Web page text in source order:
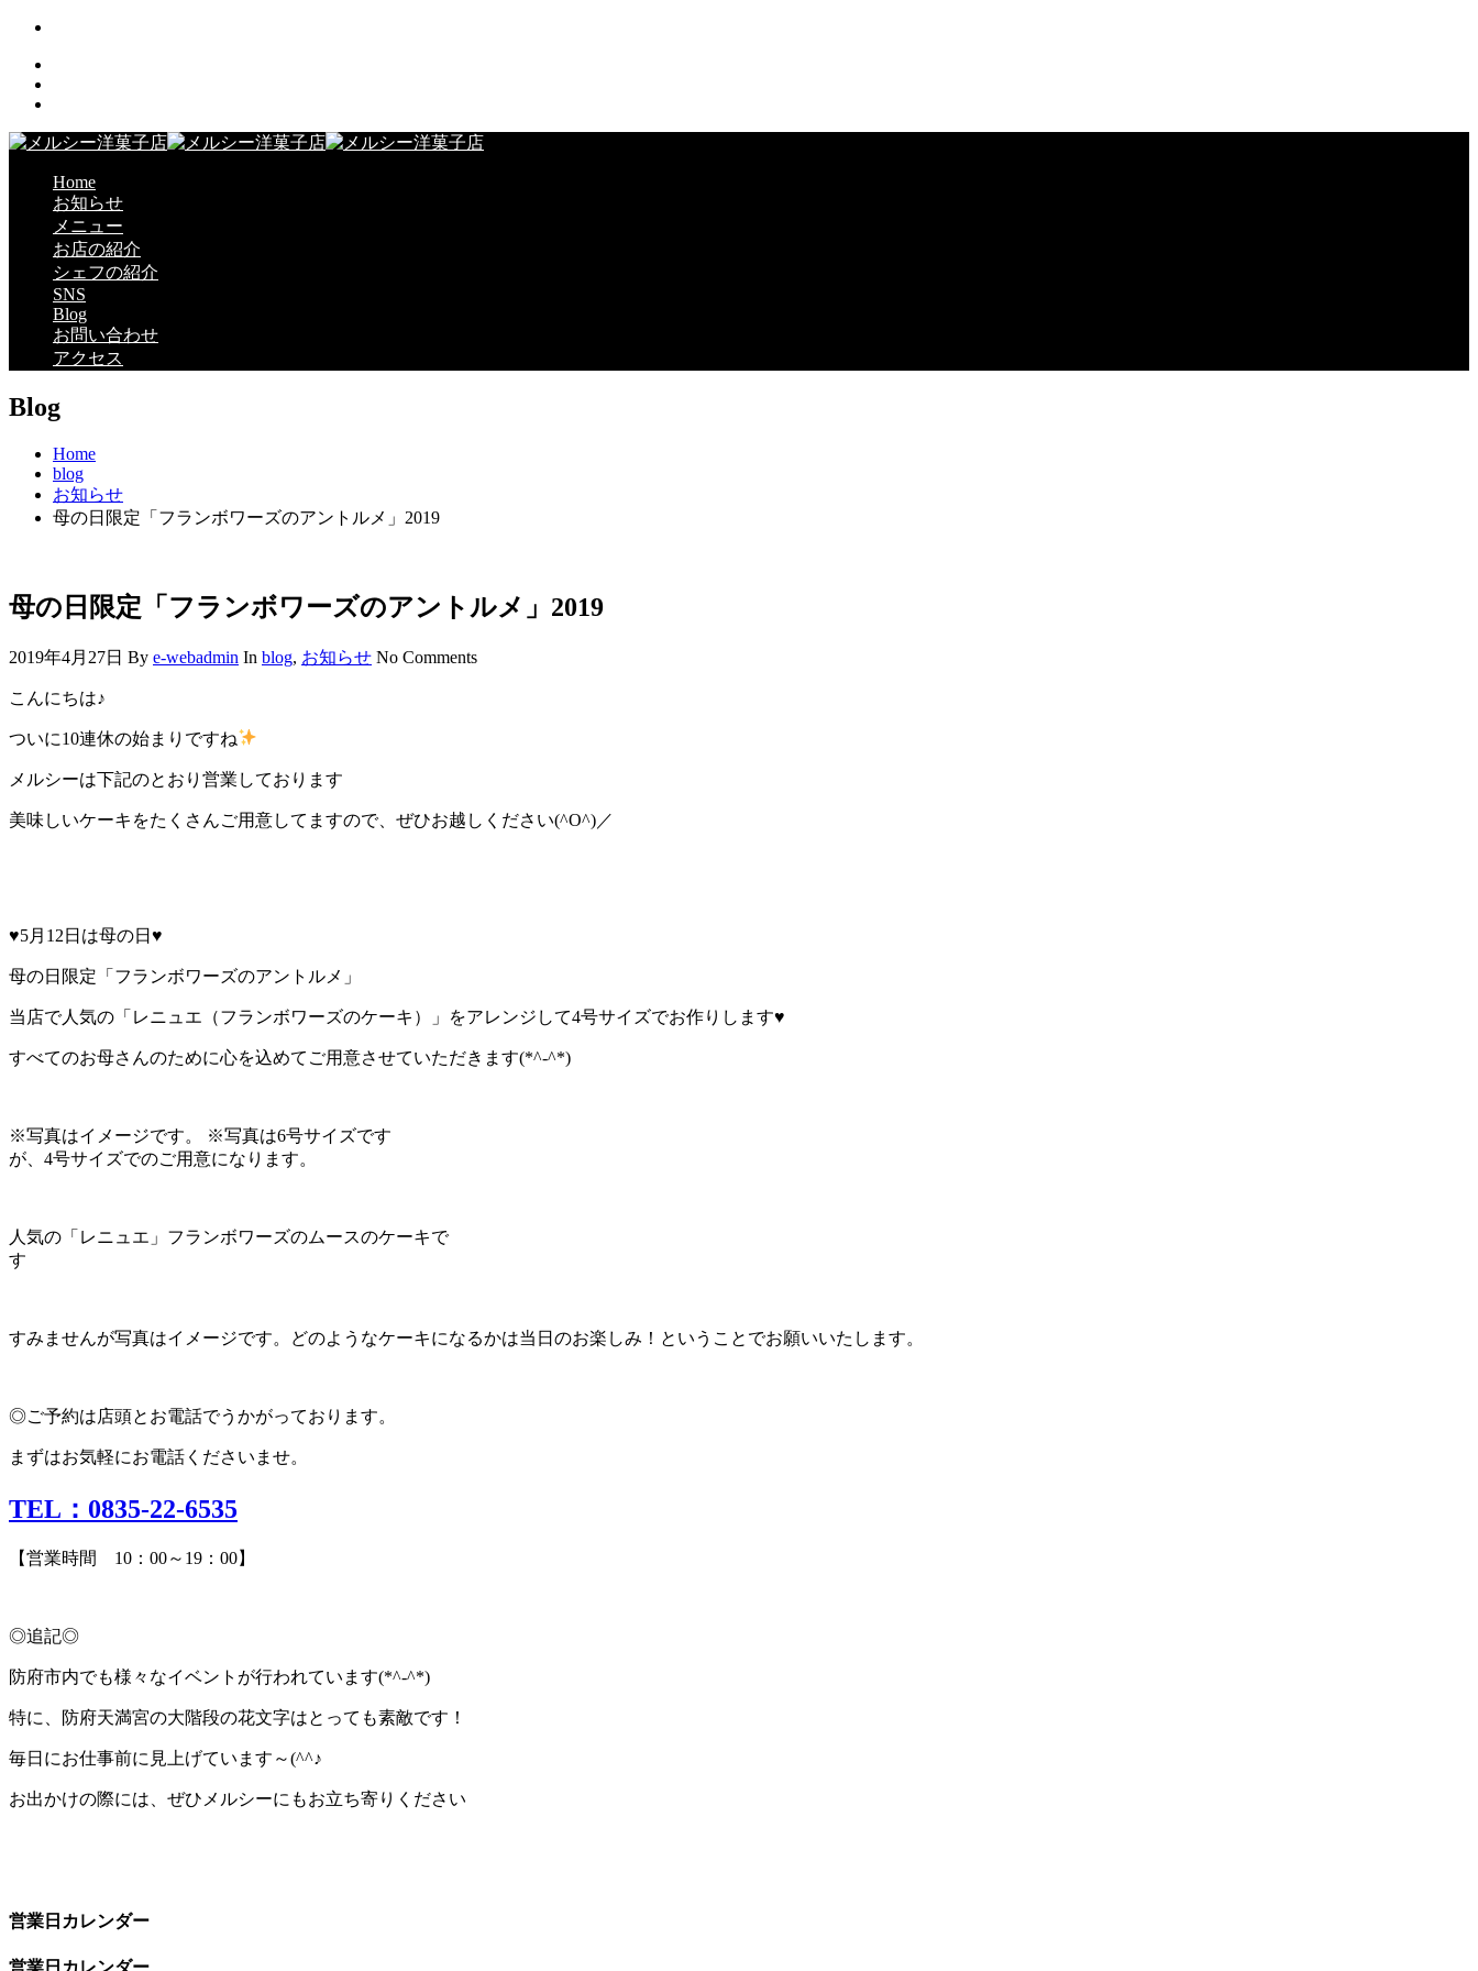
Home
お知らせ
メニュー
お店の紹介
シェフの紹介
SNS
Blog
お問い合わせ
アクセス
Blog
Home
blog
お知らせ
母の日限定「フランボワーズのアントルメ」2019
母の日限定「フランボワーズのアントルメ」2019
2019年4月27日 By e-webadmin In blog, お知らせ No Comments
こんにちは♪
ついに10連休の始まりですね
メルシーは下記のとおり営業しております
美味しいケーキをたくさんご用意してますので、ぜひお越しください(^O^)／
♥5月12日は母の日♥
母の日限定「フランボワーズのアントルメ」
当店で人気の「レニュエ（フランボワーズのケーキ）」をアレンジして4号サイズでお作りします♥
すべてのお母さんのために心を込めてご用意させていただきます(*^-^*)
※写真はイメージです。 ※写真は6号サイズです
が、4号サイズでのご用意になります。
人気の「レニュエ」フランボワーズのムースのケーキで
す
すみませんが写真はイメージです。どのようなケーキになるかは当日のお楽しみ！ということでお願いいたします。
◎ご予約は店頭とお電話でうかがっております。
まずはお気軽にお電話くださいませ。
TEL：0835-22-6535
【営業時間 10：00～19：00】
◎追記◎
防府市内でも様々なイベントが行われています(*^-^*)
特に、防府天満宮の大階段の花文字はとっても素敵です！
毎日にお仕事前に見上げています～(^^♪
お出かけの際には、ぜひメルシーにもお立ち寄りください
営業日カレンダー
営業日カレンダー